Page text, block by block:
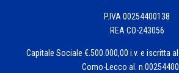
P.IVA 00254400138
REA CO-243056
Capitale Sociale €.500.000,00 i.v. e iscritta
Como-Lecco al.